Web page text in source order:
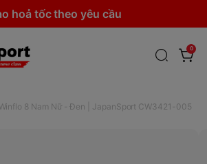
hoả tốc theo yêu cầu
0
8 Nam Nữ - Đen | JapanSport CW3421-005